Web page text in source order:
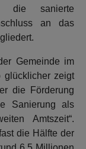
die sanierte
an das
Gemeinde im
glücklicher zeigt
die Förderung
Sanierung als
Amtszeit“.
die Hälfte der